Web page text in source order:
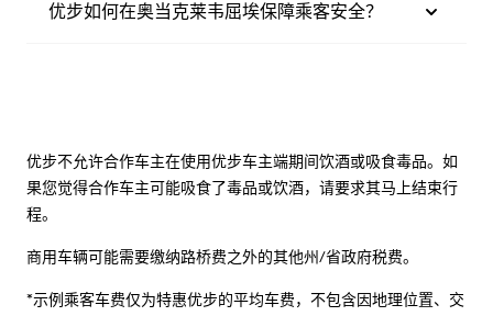
优步如何在奥当克莱韦屈埃保障乘客安全？
优步不允许合作车主在使用优步车主端期间饮酒或吸食毒品。如
果您觉得合作车主可能吸食了毒品或饮酒，请要求其马上结束行
程。
商用车辆可能需要缴纳路桥费之外的其他州/省政府税费。
*示例乘客车费仅为特惠优步的平均车费，不包含因地理位置、交